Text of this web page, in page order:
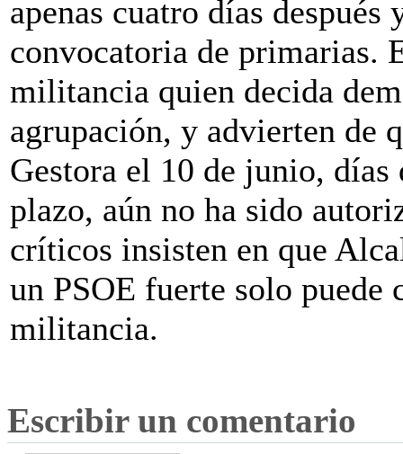
apenas cuatro días después
convocatoria de primarias.
militancia quien decida
agrupación, y advierten de
Gestora el 10 de junio, días
plazo, aún no ha sido
críticos insisten en que
un PSOE fuerte solo puede
militancia.
Escribir un comentario